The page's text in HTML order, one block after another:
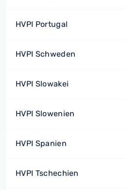
HVPI Portugal
HVPI Schweden
HVPI Slowakei
HVPI Slowenien
HVPI Spanien
HVPI Tschechien